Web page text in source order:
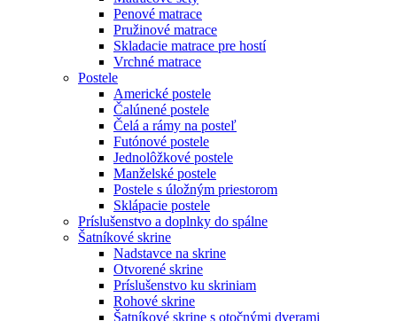
Penové matrace
Pružinové matrace
Skladacie matrace pre hostí
Vrchné matrace
Postele
Americké postele
Čalúnené postele
Čelá a rámy na posteľ
Futónové postele
Jednolôžkové postele
Manželské postele
Postele s úložným priestorom
Sklápacie postele
Príslušenstvo a doplnky do spálne
Šatníkové skrine
Nadstavce na skrine
Otvorené skrine
Príslušenstvo ku skriniam
Rohové skrine
Šatníkové skrine s otočnými dverami